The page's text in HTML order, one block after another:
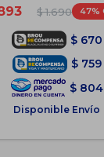
$ 1.690 47
$ 670
$ 759
$ 804
Disponible Envío